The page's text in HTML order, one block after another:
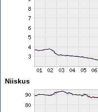
Niiskus